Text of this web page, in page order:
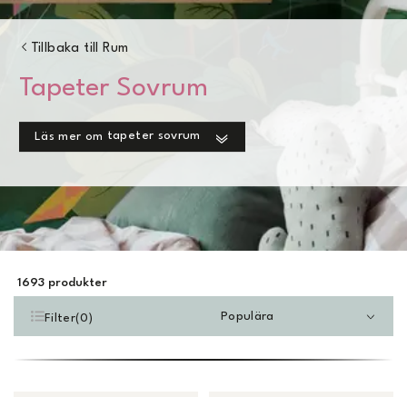
Tillbaka till Rum
Tapeter Sovrum
Läs mer om tapeter sovrum
1693 produkter
Filter(0) Populära